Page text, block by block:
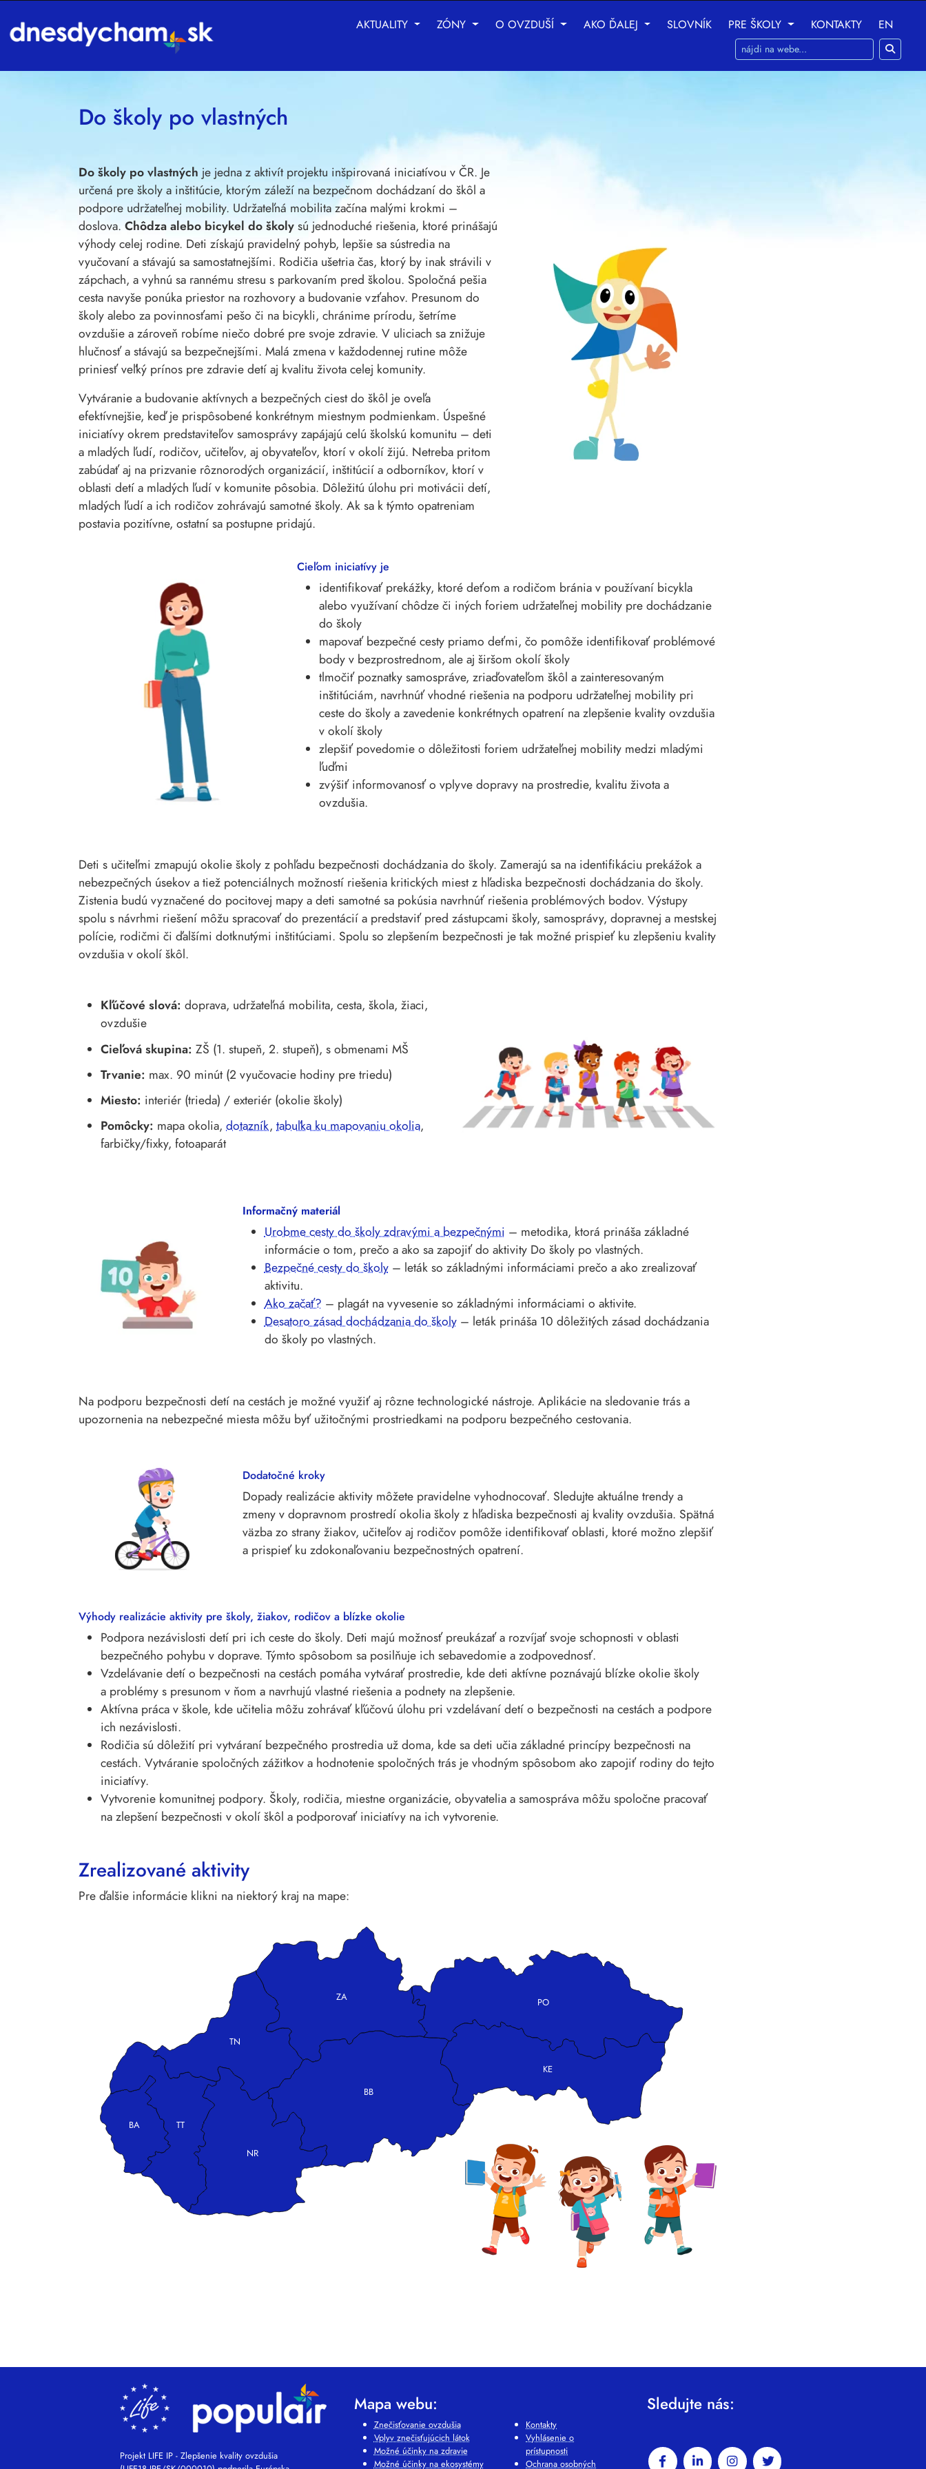
Používame cookies
zobrazovanie reklám ktoré sú pre vás relevantnejšie
AKTUALITY ZÓNY O OVZDUŠÍ AKO ĎALEJ SLOVNÍK PRE ŠKOLY KONTAKTY EN
Do školy po vlastných
Do školy po vlastných je jedna z aktivít projektu inšpirovaná iniciatívou v ČR. Je
určená pre školy a inštitúcie, ktorým záleží na bezpečnom dochádzaní do škôl a
podpore udržateľnej mobility. Udržateľná mobilita začína malými krokmi –
doslova. Chôdza alebo bicykel do školysú jednoduché riešenia, ktoré prinášajú
výhody celej rodine. Deti získajú pravidelný pohyb, lepšie sa sústredia na
vyučovaní a stávajú sa samostatnejšími. Rodičia ušetria čas, ktorý by inak strávili v
zápchach, a vyhnú sa rannému stresu s parkovaním pred školou. Spoločná pešia
cesta navyše ponúka priestor na rozhovory a budovanie vzťahov. Presunom do
školy alebo za povinnosťami pešo či na bicykli, chránime prírodu, šetríme
ovzdušie a zároveň robíme niečo dobré pre svoje zdravie. V uliciach sa znižuje
hlučnosť a stávajú sa bezpečnejšími. Malá zmena v každodennej rutine môže
priniesť veľký prínos pre zdravie detí aj kvalitu života celej komunity.
Vytváranie a budovanie aktívnych a bezpečných ciest do škôl je oveľa
efektívnejšie, keď je prispôsobené konkrétnym miestnym podmienkam. Úspešné
iniciatívy okrem predstaviteľov samosprávy zapájajú celú školskú komunitu – deti
a mladých ľudí, rodičov, učiteľov, aj obyvateľov, ktorí v okolí žijú. Netreba pritom
zabúdať aj na prizvanie rôznorodých organizácií, inštitúcií a odborníkov, ktorí v
oblasti detí a mladých ľudí v komunite pôsobia. Dôležitú úlohu pri motivácii detí,
mladých ľudí a ich rodičov zohrávajú samotné školy. Ak sa k týmto opatreniam
postavia pozitívne, ostatní sa postupne pridajú.
Cieľom iniciatívy je
identifikovať prekážky, ktoré deťom a rodičom bránia v používaní bicykla
alebo využívaní chôdze či iných foriem udržateľnej mobility pre dochádzanie
do školy
mapovať bezpečné cesty priamo deťmi, čo pomôže identifikovať problémové
body v bezprostrednom, ale aj širšom okolí školy
tlmočiť poznatky samospráve, zriaďovateľom škôl a zainteresovaným
inštitúciám, navrhnúť vhodné riešenia na podporu udržateľnej mobility pri
ceste do školy a zavedenie konkrétnych opatrení na zlepšenie kvality ovzdušia
v okolí školy
zlepšiť povedomie o dôležitosti foriem udržateľnej mobility medzi mladými
ľuďmi
zvýšiť informovanosť o vplyve dopravy na prostredie, kvalitu života a
ovzdušia.
Deti s učiteľmi zmapujú okolie školy z pohľadu bezpečnosti dochádzania do školy. Zamerajú sa na identifikáciu prekážok a
nebezpečných úsekov a tiež potenciálnych možností riešenia kritických miest z hľadiska bezpečnosti dochádzania do školy.
Zistenia budú vyznačené do pocitovej mapy a deti samotné sa pokúsia navrhnúť riešenia problémových bodov. Výstupy
spolu s návrhmi riešení môžu spracovať do prezentácií a predstaviť pred zástupcami školy, samosprávy, dopravnej a mestskej
polície, rodičmi či ďalšími dotknutými inštitúciami. Spolu so zlepšením bezpečnosti je tak možné prispieť ku zlepšeniu kvality
ovzdušia v okolí škôl.
Kľúčové slová: doprava, udržateľná mobilita, cesta, škola, žiaci,
ovzdušie
Cieľová skupina: ZŠ (1. stupeň, 2. stupeň), s obmenami MŠ
Trvanie: max. 90 minút (2 vyučovacie hodiny pre triedu)
Miesto: interiér (trieda) / exteriér (okolie školy)
Pomôcky: mapa okolia, dotazník, tabuľka ku mapovaniu okolia,
farbičky/fixky, fotoaparát
Informačný materiál
Urobme cesty do školy zdravými a bezpečnými – metodika, ktorá prináša základné
informácie o tom, prečo a ako sa zapojiť do aktivity Do školy po vlastných.
Bezpečné cesty do školy– leták so základnými informáciami prečo a ako zrealizovať
aktivitu.
Ako začať? – plagát na vyvesenie so základnými informáciami o aktivite.
Desatoro zásad dochádzania do školy– leták prináša 10 dôležitých zásad dochádzania
do školy po vlastných.
Na podporu bezpečnosti detí na cestách je možné využiť aj rôzne technologické nástroje. Aplikácie na sledovanie trás a
upozornenia na nebezpečné miesta môžu byť užitočnými prostriedkami na podporu bezpečného cestovania.
Dodatočné kroky
Dopady realizácie aktivity môžete pravidelne vyhodnocovať. Sledujte aktuálne trendy a
zmeny v dopravnom prostredí okolia školy z hľadiska bezpečnosti aj kvality ovzdušia. Spätná
väzba zo strany žiakov, učiteľov aj rodičov pomôže identifikovať oblasti, ktoré možno zlepšiť
a prispieť ku zdokonaľovaniu bezpečnostných opatrení.
Výhody realizácie aktivity pre školy, žiakov, rodičov a blízke okolie
Podpora nezávislosti detí pri ich ceste do školy. Deti majú možnosť preukázať a rozvíjať svoje schopnosti v oblasti
bezpečného pohybu v doprave. Týmto spôsobom sa posilňuje ich sebavedomie a zodpovednosť.
Vzdelávanie detí o bezpečnosti na cestách pomáha vytvárať prostredie, kde deti aktívne poznávajú blízke okolie školy
a problémy s presunom v ňom a navrhujú vlastné riešenia a podnety na zlepšenie.
Aktívna práca v škole, kde učitelia môžu zohrávať kľúčovú úlohu pri vzdelávaní detí o bezpečnosti na cestách a podpore
ich nezávislosti.
Rodičia sú dôležití pri vytváraní bezpečného prostredia už doma, kde sa deti učia základné princípy bezpečnosti na
cestách. Vytváranie spoločných zážitkov a hodnotenie spoločných trás je vhodným spôsobom ako zapojiť rodiny do tejto
iniciatívy.
Vytvorenie komunitnej podpory. Školy, rodičia, miestne organizácie, obyvatelia a samospráva môžu spoločne pracovať
na zlepšení bezpečnosti v okolí škôl a podporovať iniciatívy na ich vytvorenie.
Zrealizované aktivity
Pre ďalšie informácie klikni na niektorý kraj na mape:
BA TT
TN
NR
ZA
BB
PO
KE
Projekt LIFE IP - Zlepšenie kvality ovzdušia
Mapa webu:
Znečisťovanie ovzdušia
Vplyv znečisťujúcich látok
Možné účinky na zdravie
Možné účinky na ekosystémy
Kontakty
Vyhlásenie o
prístupnosti
Ochrana osobných
Sledujte nás: